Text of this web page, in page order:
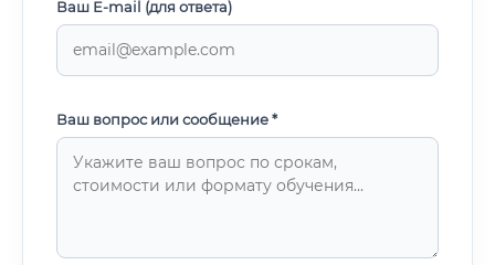
Ваш E-mail (для ответа)
Ваш вопрос или сообщение *